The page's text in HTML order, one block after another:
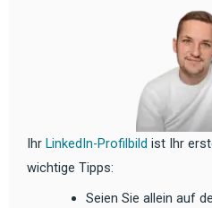
Ihr LinkedIn-Profilbild ist Ihr
wichtige Tipps:
Seien Sie allein auf